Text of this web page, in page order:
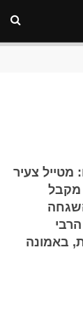
צעיר
מקבל
באמונה